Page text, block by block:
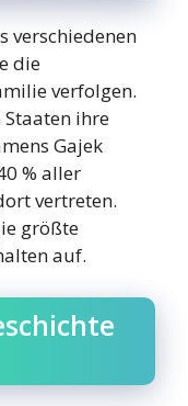
verschiedenen
die
verfolgen.
ihre
Gajek
% aller
vertreten.
größte
auf.